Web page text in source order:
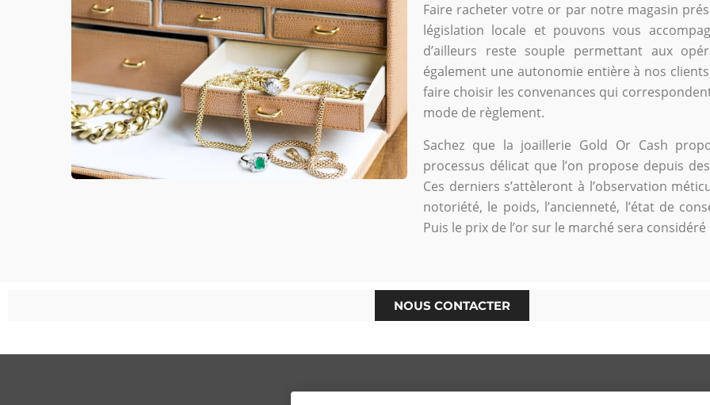
Faire racheter votre or par notre magasin
législation locale et pouvons vous
d’ailleurs reste souple permettant aux
également une autonomie entière à nos
faire choisir les convenances qui
mode de règlement.
Sachez que la joaillerie Gold Or Cash
processus délicat que l’on propose depuis
Ces derniers s’attèleront à l’observation
notoriété, le poids, l’ancienneté, l’état de
Puis le prix de l’or sur le marché sera
NOUS CONTACTER